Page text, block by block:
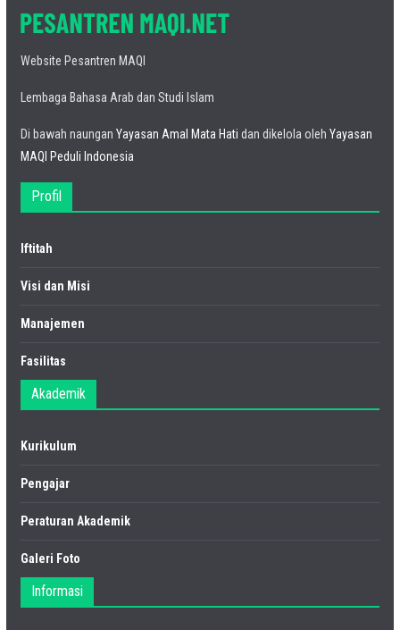
Website Pesantren MAQI
Lembaga Bahasa Arab dan Studi Islam
Di bawah naungan Yayasan Amal Mata Hati dan dikelola oleh Yayasan
MAQI Peduli Indonesia
Profil
Iftitah
Visi dan Misi
Manajemen
Fasilitas
Akademik
Kurikulum
Pengajar
Peraturan Akademik
Galeri Foto
Informasi